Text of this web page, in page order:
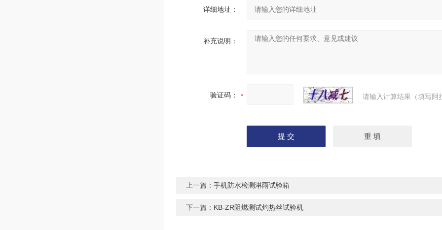
详细地址：
补充说明：
验证码： 请输入计算结果（填写阿
上一篇： 手机防水检测淋雨试验箱
下一篇： KB-ZR阻燃测试灼热丝试验机